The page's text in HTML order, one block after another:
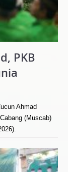
PKB
Ahmad
(Muscab)